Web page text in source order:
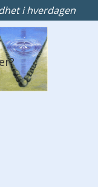
i hverdagen